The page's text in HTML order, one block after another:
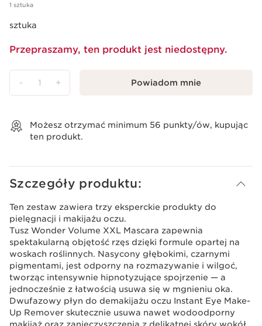
1 sztuka
sztuka
Przepraszamy, ten produkt jest niedostępny.
- 1 + Powiadom mnie
Możesz otrzymać minimum 56 punkty/ów, kupując
ten produkt.
Szczegóły produktu:
Ten zestaw zawiera trzy eksperckie produkty do
pielęgnacji i makijażu oczu.
Tusz Wonder Volume XXL Mascara zapewnia
spektakularną objętość rzęs dzięki formule opartej na
woskach roślinnych. Nasycony głębokimi, czarnymi
pigmentami, jest odporny na rozmazywanie i wilgoć,
tworząc intensywnie hipnotyzujące spojrzenie — a
jednocześnie z łatwością usuwa się w mgnieniu oka.
Dwufazowy płyn do demakijażu oczu Instant Eye Make-
Up Remover skutecznie usuwa nawet wodoodporny